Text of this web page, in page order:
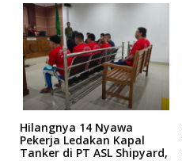
Hilangnya 14 Nyawa
Pekerja Ledakan Kapal
Tanker di PT ASL Shipyard,